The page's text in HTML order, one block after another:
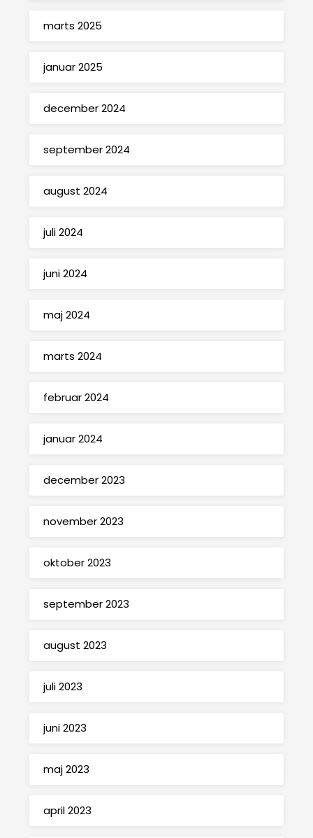
marts 2025
januar 2025
december 2024
september 2024
august 2024
juli 2024
juni 2024
maj 2024
marts 2024
februar 2024
januar 2024
december 2023
november 2023
oktober 2023
september 2023
august 2023
juli 2023
juni 2023
maj 2023
april 2023